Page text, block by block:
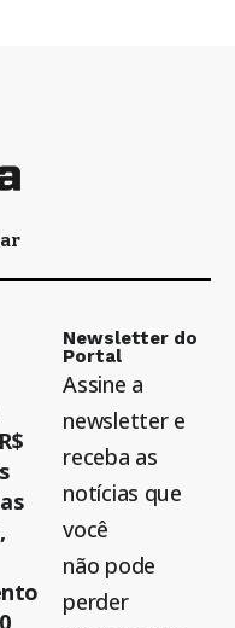
Newsletter do
Portal
Assine a
newsletter e
receba as
notícias que
você
não pode
perder